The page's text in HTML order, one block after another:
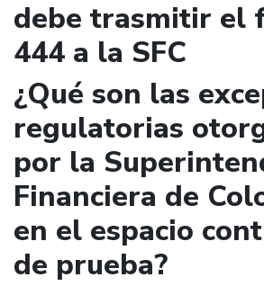
debe trasmitir el
444 a la SFC
¿Qué son las
regulatorias
por la
Financiera de
en el espacio
de prueba?